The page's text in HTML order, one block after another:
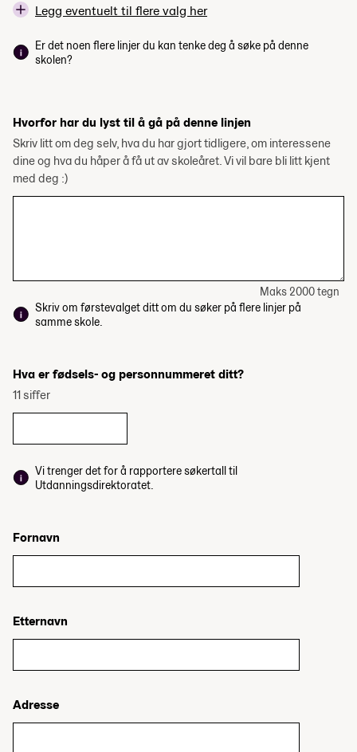
Legg eventuelt til flere valg her
Er det noen flere linjer du kan tenke deg å søke på denne
skolen?
Hvorfor har du lyst til å gå på denne linjen
Skriv litt om deg selv, hva du har gjort tidligere, om interessene
dine og hva du håper å få ut av skoleåret. Vi vil bare bli litt kjent
med deg :)
Maks 2000 tegn
Skriv om førstevalget ditt om du søker på flere linjer på
samme skole.
Hva er fødsels- og personnummeret ditt?
11 siffer
Vi trenger det for å rapportere søkertall til
Utdanningsdirektoratet.
Fornavn
Etternavn
Adresse